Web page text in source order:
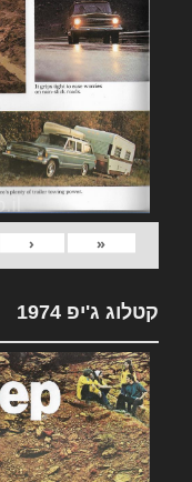
«
‹
קטלוג ג'יפ 1974